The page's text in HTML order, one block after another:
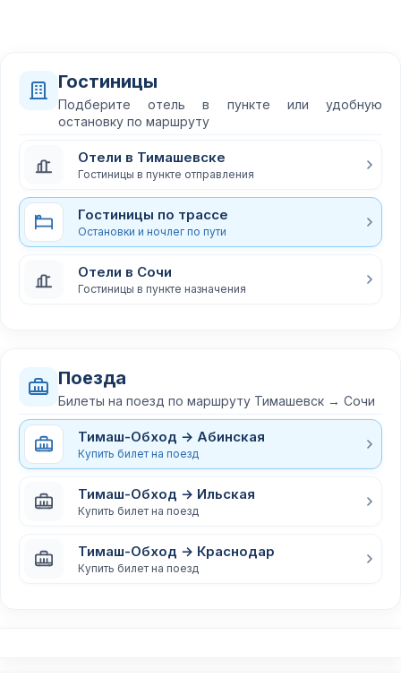
Гостиницы
Подберите отель в пункте или удобную
остановку по маршруту
Отели в Тимашевске
Гостиницы в пункте отправления
Гостиницы по трассе
Остановки и ночлег по пути
Отели в Сочи
Гостиницы в пункте назначения
Поезда
Билеты на поезд по маршруту Тимашевск → Сочи
Тимаш-Обход → Абинская
Купить билет на поезд
Тимаш-Обход → Ильская
Купить билет на поезд
Тимаш-Обход → Краснодар
Купить билет на поезд